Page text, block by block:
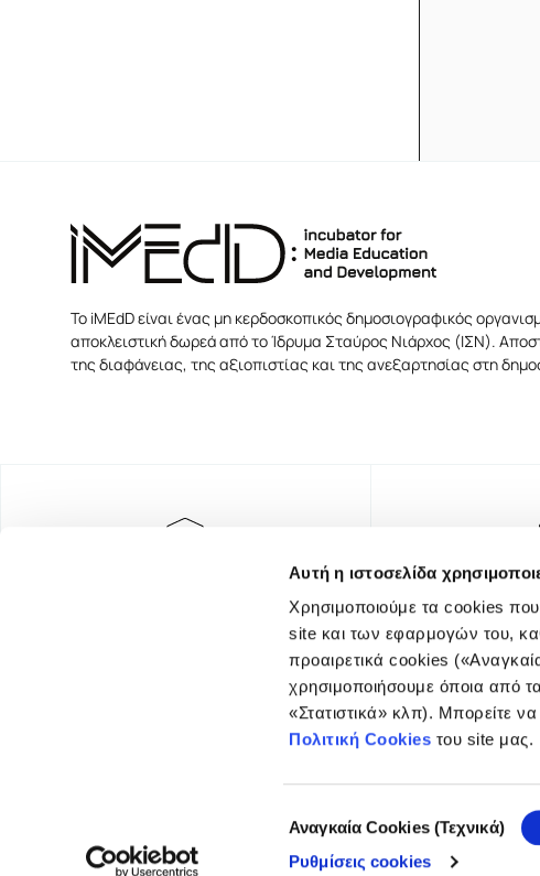
Αυτή η ιστοσελίδα
Χρησιμοποιούμε τα cookies που
site και των εφαρμογών του,
προαιρετικά cookies
χρησιμοποιήσουμε όποια από
«Στατιστικά» κλπ). Μπορείτε
Πολιτική Cookies του site μας.
συγκατάθεσης
Αναγκαία Cookies (Τεχνικά)
Ρυθμίσεις cookies
Το iMEdD είναι ένας μη κερδοσκοπικός δημοσιογραφικός
αποκλειστική δωρεά από το Ίδρυμα Σταύρος Νιάρχος (ΙΣΝ).
της διαφάνειας, της αξιοπιστίας και της ανεξαρτησίας στη